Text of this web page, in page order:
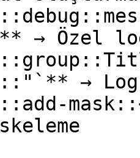
→ Özel
→ Log